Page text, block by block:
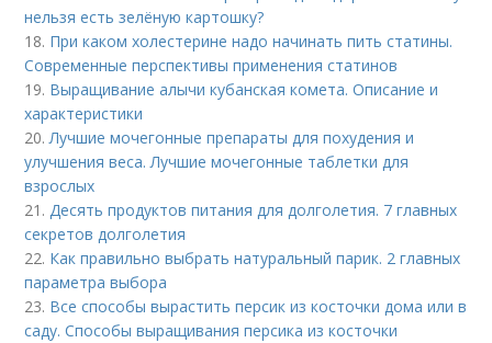
нельзя есть зелёную картошку?
18. При каком холестерине надо начинать пить статины.
Современные перспективы применения статинов
19. Выращивание алычи кубанская комета. Описание и
характеристики
20.Лучшие мочегонные препараты для похудения и
улучшения веса. Лучшие мочегонные таблетки для
взрослых
21.Десять продуктов питания для долголетия. 7 главных
секретов долголетия
22. Как правильно выбрать натуральный парик. 2 главных
параметра выбора
23. Все способы вырастить персик из косточки дома или в
саду. Способы выращивания персика из косточки